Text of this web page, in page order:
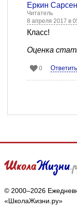
Еркин
Читатель
8 апреля 2017 в
Класс!
Оценка
0 Ответить
© 2000–2026
«ШколаЖизни.ру»